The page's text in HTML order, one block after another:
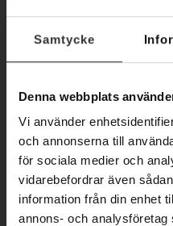
Samtycke
Denna webbplats
Vi använder
och annonserna till
för sociala medier och
vidarebefordrar även
information från din enhet
annons- och
Tjänster året
Är du nästa stjärnskott till
rekryterar vi en
team.
🌟Kock– läs mer & skicka